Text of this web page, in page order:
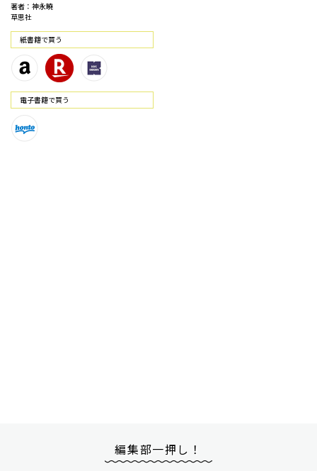
著者：神永曉
草思社
紙書籍で買う
電⼦書籍で買う
編集部一押し！